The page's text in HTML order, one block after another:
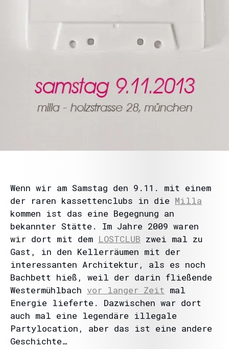
Wenn wir am Samstag den 9.11. mit einem
der raren kassettenclubs in die Milla
kommen ist das eine Begegnung an
bekannter Stätte. Im Jahre 2009 waren
wir dort mit dem LOSTCLUB zwei mal zu
Gast, in den Kellerräumen mit der
interessanten Architektur, als es noch
Bachbett hieß, weil der darin fließende
Westermühlbach vor langer Zeit mal
Energie lieferte. Dazwischen war dort
auch mal eine legendäre illegale
Partylocation, aber das ist eine andere
Geschichte…